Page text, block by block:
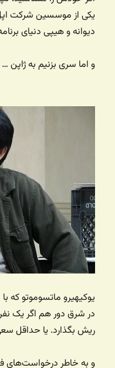
یکی از موسسین شرکت
دیوانه و هیپی دنیای
و اما سری بزنیم به ژاپن …
یوکیهیرو ماتسوموتو که
در شرق دور هم اگر یک نفر
ریش بگذارد. یا حداقل
و به خاطر درخواست‌های